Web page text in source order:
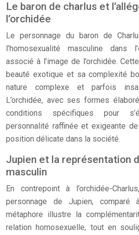
Le baron de charlus et
l’orchidée
Le personnage du baron de
l’homosexualité masculine dans
associé à l’image de l’orchidée.
beauté exotique et sa complexité
nature complexe et parfois
L’orchidée, avec ses formes
conditions spécifiques pour
personnalité raffinée et exigeante
position délicate dans la société.
Jupien et la représentation
masculin
En contrepoint à l’orchidée-
personnage de Jupien, comparé
métaphore illustre la
relation homosexuelle, tout en